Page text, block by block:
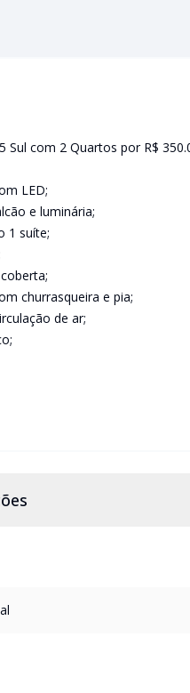
Sul com 2 Quartos por R$
LED;
e luminária;
1 suíte;
churrasqueira e pia;
de ar;